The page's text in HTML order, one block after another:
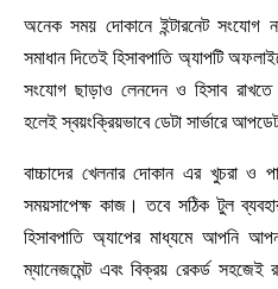
অনেক সময় দোকানে ইন্টারনেট সংযোগ
সমাধান দিতেই হিসাবপাতি অ্যাপটি
সংযোগ ছাড়াও লেনদেন ও হিসাব রাখতে
হলেই স্বয়ংক্রিয়ভাবে ডেটা সার্ভারে
বাচ্চাদের খেলনার দোকান এর খুচরা ও
সময়সাপেক্ষ কাজ। তবে সঠিক টুল
হিসাবপাতি অ্যাপের মাধ্যমে আপনি
ম্যানেজমেন্ট এবং বিক্রয় রেকর্ড